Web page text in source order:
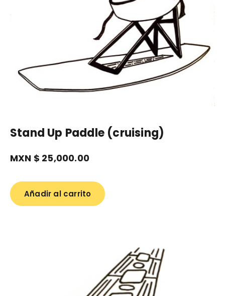
Stand Up Paddle (cruising)
MXN $ 25,000.00
Añadir al carrito